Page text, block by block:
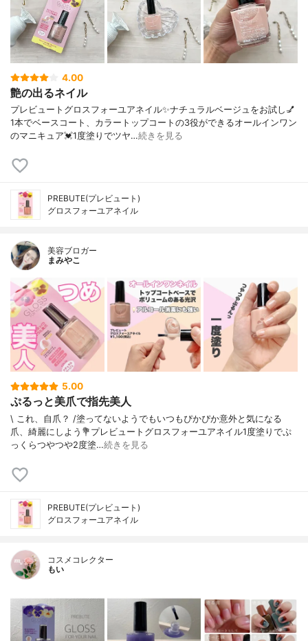
4.00
艶の出るネイル
プレビュートグロスフォーユアネイル✨️ナチュラルベージュをお試し💅
1本でベースコート、カラートップコートの3役ができるオールインワン
のマニキュア💓1度塗りでツヤ…続きを見る
PREBUTE(プレビュート)
グロスフォーユアネイル
美容ブロガー
まみやこ
5.00
ぷるっと美爪で指先美人
\ これ、自爪？ /⁡塗ってないようでもいつもぴかぴか意外と気になる
爪、綺麗にしよう⁡⁡💐プレビュートグロスフォーユアネイル⁡⁡1度塗りでぷ
っくらつやつや2度塗…続きを見る
PREBUTE(プレビュート)
グロスフォーユアネイル
コスメコレクター
もい